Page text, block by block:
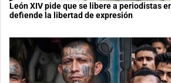
León XIV pide que se libere a periodistas
defiende la libertad de expresión